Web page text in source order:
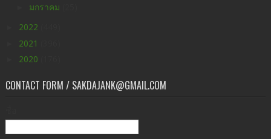
มกราคม
2022
2021
2020
CONTACT FORM / SAKDAJANK@GMAIL.COM